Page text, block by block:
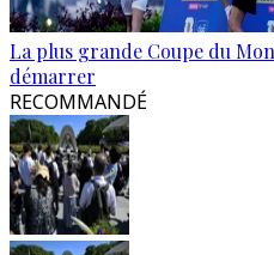
La plus grande Coupe du
démarrer
RECOMMANDÉ